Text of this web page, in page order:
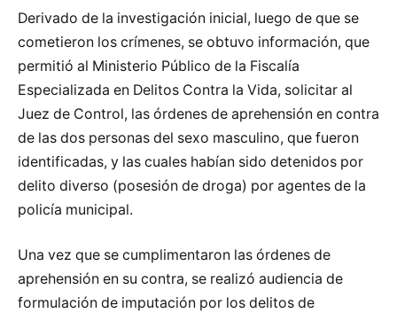
Derivado de la investigación inicial, luego de que se
cometieron los crímenes, se obtuvo información, que
permitió al Ministerio Público de la Fiscalía
Especializada en Delitos Contra la Vida, solicitar al
Juez de Control, las órdenes de aprehensión en contra
de las dos personas del sexo masculino, que fueron
identificadas, y las cuales habían sido detenidos por
delito diverso (posesión de droga) por agentes de la
policía municipal.
Una vez que se cumplimentaron las órdenes de
aprehensión en su contra, se realizó audiencia de
formulación de imputación por los delitos de